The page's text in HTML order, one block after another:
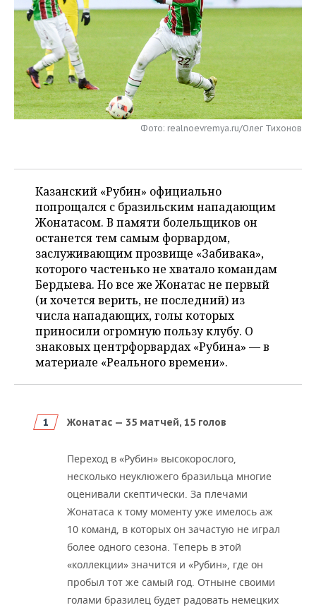
НЕФТЕХИМИЯ
НЕФТЬ
ОПК
ЭНЕРГЕТИКА
РОЗНИЧНАЯ ТОРГОВЛЯ
ТРАНСПОРТ
УСЛУГИ
НОВОСТИ ТЕХНОЛОГИЙ
IT
МЕДИА
ТЕЛЕКОММУНИКАЦИИ
МЕРОПРИЯТИЯ
НОВОСТИ МЕРОПРИЯТИЙ
ВЫЕЗДНАЯ РЕДАКЦИЯ
ОТКРЫТАЯ ЛЕКЦИЯ
СПОРТ
НОВОСТИ СПОРТА
БАСКЕТБОЛ
ВОЛЕЙБОЛ
КИБЕРСПОРТ
ФИГУРНОЕ КАТАНИЕ
ВОДНЫЕ ВИДЫ СПОРТА
ХОККЕЙ С МЯЧОМ
ОБЩЕСТВО
ИНФРАСТРУКТУРА
ИСТОРИЯ
КУЛЬТУРА
МЕДИЦИНА
ОБРАЗОВАНИЕ
ПРОИСШЕСТВИЯ
СПРАВОЧНИК
СПИСОК ПЕРСОН
СПИСОК КОМПАНИЙ
ПОЛНАЯ ВЕРСИЯ
Фото: realnoevremya.ru/Олег Тихонов
Казанский «Рубин» официально
попрощался с бразильским нападающим
Жонатасом. В памяти болельщиков он
останется тем самым форвардом,
заслуживающим прозвище «Забивака»,
которого частенько не хватало командам
Бердыева. Но все же Жонатас не первый
(и хочется верить, не последний) из
числа нападающих, голы которых
приносили огромную пользу клубу. О
знаковых центрфорвардах «Рубина» — в
материале «Реального времени».
Жонатас — 35 матчей, 15 голов
Переход в «Рубин» высокорослого,
несколько неуклюжего бразильца многие
оценивали скептически. За плечами
Жонатаса к тому моменту уже имелось аж
10 команд, в которых он зачастую не играл
более одного сезона. Теперь в этой
«коллекции» значится и «Рубин», где он
пробыл тот же самый год. Отныне своими
голами бразилец будет радовать немецких